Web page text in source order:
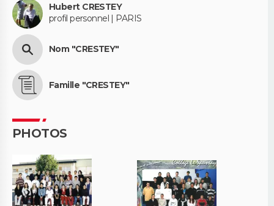
Hubert CRESTEY
profil personnel | PARIS
Nom "CRESTEY"
Famille "CRESTEY"
PHOTOS